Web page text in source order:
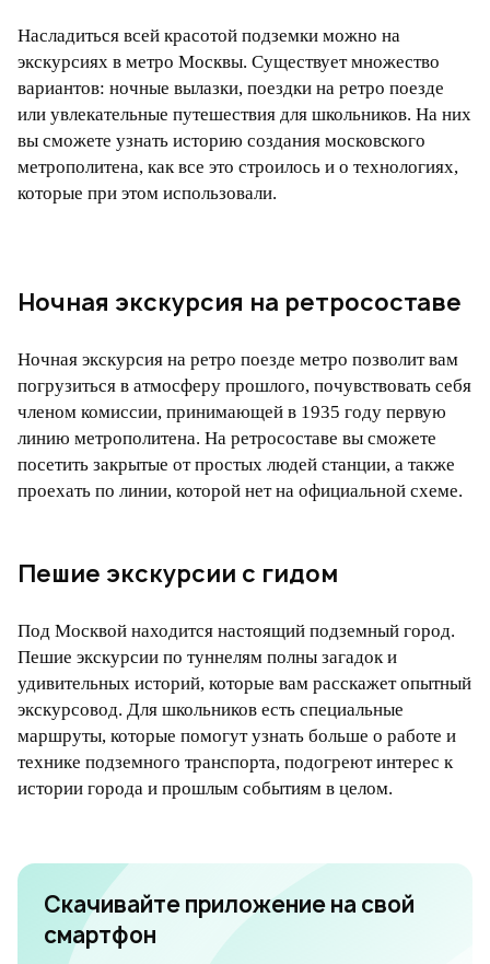
Насладиться всей красотой подземки можно на
экскурсиях в метро Москвы. Существует множество
вариантов: ночные вылазки, поездки на ретро поезде
или увлекательные путешествия для школьников. На них
вы сможете узнать историю создания московского
метрополитена, как все это строилось и о технологиях,
которые при этом использовали.
Ночная экскурсия на ретросоставе
Ночная экскурсия на ретро поезде метро позволит вам
погрузиться в атмосферу прошлого, почувствовать себя
членом комиссии, принимающей в 1935 году первую
линию метрополитена. На ретросоставе вы сможете
посетить закрытые от простых людей станции, а также
проехать по линии, которой нет на официальной схеме.
Пешие экскурсии с гидом
Под Москвой находится настоящий подземный город.
Пешие экскурсии по туннелям полны загадок и
удивительных историй, которые вам расскажет опытный
экскурсовод. Для школьников есть специальные
маршруты, которые помогут узнать больше о работе и
технике подземного транспорта, подогреют интерес к
истории города и прошлым событиям в целом.
Скачивайте приложение на свой
смартфон